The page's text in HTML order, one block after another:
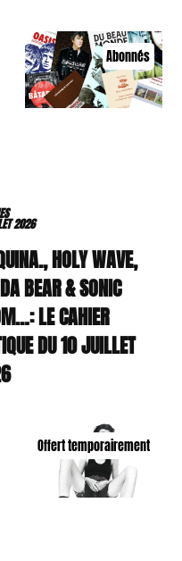
Abonnés
2026
HOLY WAVE,
BEAR & SONIC
LE CAHIER
DU 10 JUILLET
Offert temporairement